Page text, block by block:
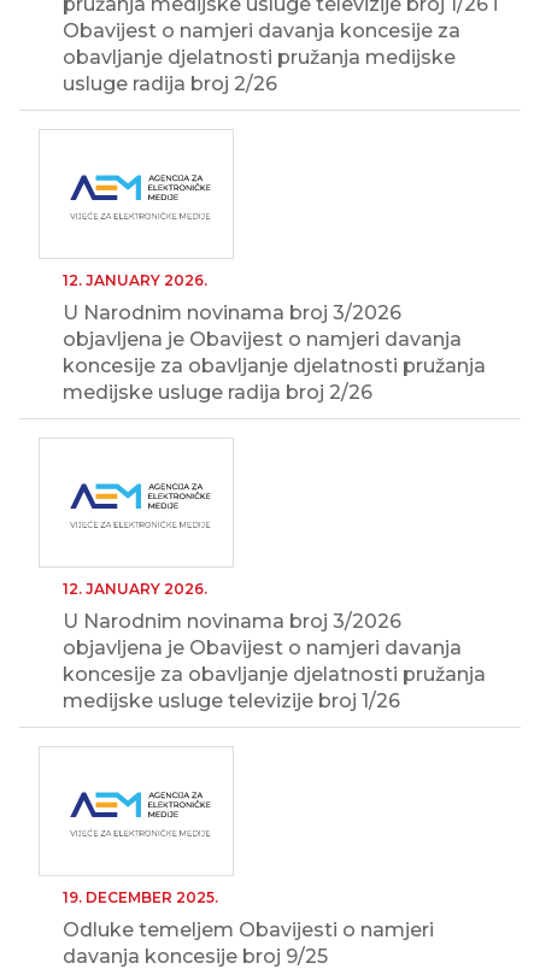
Obavijest o namjeri davanja koncesije za
obavljanje djelatnosti pružanja medijske
usluge radija broj 2/26
12. JANUARY 2026.
U Narodnim novinama broj 3/2026
objavljena je Obavijest o namjeri davanja
koncesije za obavljanje djelatnosti pružanja
medijske usluge radija broj 2/26
12. JANUARY 2026.
U Narodnim novinama broj 3/2026
objavljena je Obavijest o namjeri davanja
koncesije za obavljanje djelatnosti pružanja
medijske usluge televizije broj 1/26
19. DECEMBER 2025.
Odluke temeljem Obavijesti o namjeri
davanja koncesije broj 9/25